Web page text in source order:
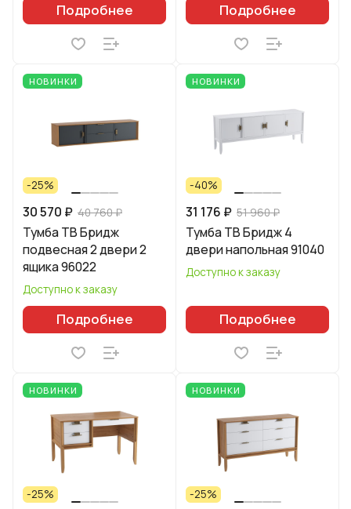
Подробнее Подробнее
НОВИНКИ
-25%
30 570 ₽ 40 760 ₽
Тумба ТВ Бридж
подвесная 2 двери 2
ящика 96022
Доступно к заказу
Подробнее
НОВИНКИ
-40%
31 176 ₽ 51 960 ₽
Тумба ТВ Бридж 4
двери напольная 91040
Доступно к заказу
Подробнее
НОВИНКИ
-25%
НОВИНКИ
-25%